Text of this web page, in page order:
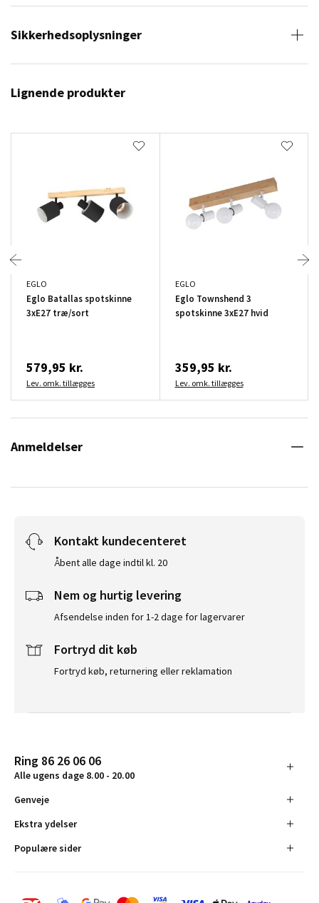
Sikkerhedsoplysninger
Lignende produkter
EGLO
Eglo Batallas spotskinne
3xE27 træ/sort
579,95 kr.
Lev. omk. tillægges
EGLO
Eglo Townshend 3
spotskinne 3xE27 hvid
359,95 kr.
Lev. omk. tillægges
Anmeldelser
Kontakt kundecenteret
Åbent alle dage indtil kl. 20
Nem og hurtig levering
Afsendelse inden for 1-2 dage for lagervarer
Fortryd dit køb
Fortryd køb, returnering eller reklamation
Ring 86 26 06 06
Alle ugens dage 8.00 - 20.00
Genveje
Ekstra ydelser
Populære sider